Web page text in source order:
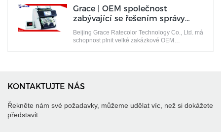
Grace | OEM společnost
zabývající se řešením správy
hotovosti
Beijing Grace Ratecolor Technology Co., Ltd. má
schopnost plnit velké zakázkové OEM
KONTAKTUJTE NÁS
Řekněte nám své požadavky, můžeme udělat víc, než si dokážete
představit.